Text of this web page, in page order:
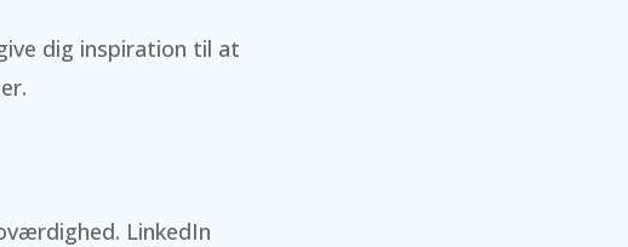
dig inspiration til at
LinkedIn